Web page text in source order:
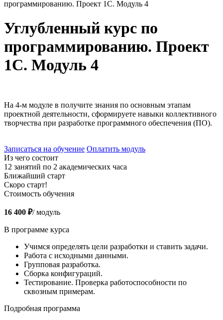
программированию. Проект 1С. Модуль 4
Углубленный курс по
программированию. Проект
1С. Модуль 4
На 4-м модуле в получите знания по основным этапам
проектной деятельности, сформируете навыки коллективного
творчества при разработке программного обеспечения (ПО).
Записаться на обучение Оплатить модуль
Из чего состоит
12 занятий по 2 академических часа
Ближайший старт
Скоро старт!
Стоимость обучения
16 400 ₽/ модуль
В программе курса
Учимся определять цели разработки и ставить задачи.
Работа с исходными данными.
Групповая разработка.
Сборка конфигураций.
Тестирование. Проверка работоспособности по
сквозным примерам.
Подробная программа